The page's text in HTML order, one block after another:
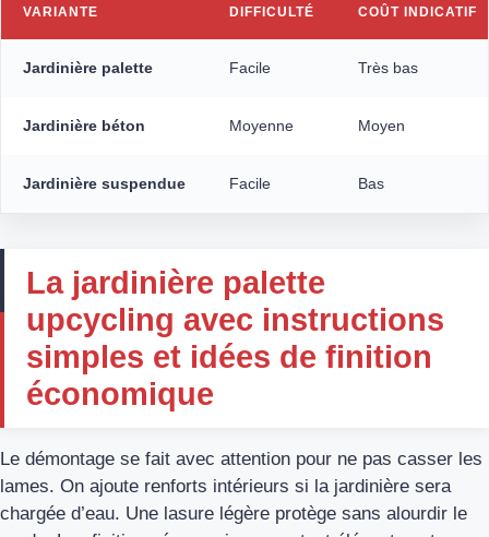
VARIANTE DIFFICULTÉ COÛT INDICATIF
Jardinière palette Facile Très bas
Jardinière béton Moyenne Moyen
Jardinière suspendue Facile Bas
La jardinière palette
upcycling avec instructions
simples et idées de finition
économique
Le démontage se fait avec attention pour ne pas casser les
lames. On ajoute renforts intérieurs si la jardinière sera
chargée d’eau. Une lasure légère protège sans alourdir le